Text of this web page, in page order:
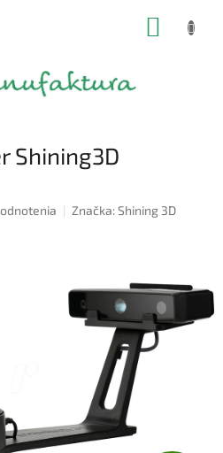
Shining3D
Značka:Shining 3D